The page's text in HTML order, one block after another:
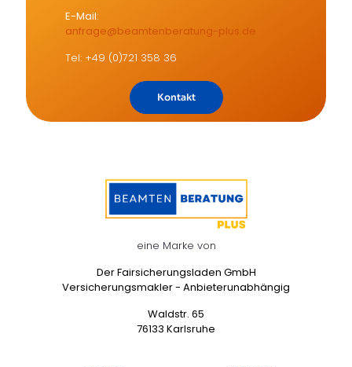
E-Mail:
anfrage@beamtenberatung-plus.de
Tel: +49 (0)721 358 36
Kontakt
eine Marke von
Der Fairsicherungsladen GmbH
Versicherungsmakler - Anbieterunabhängig
Waldstr. 65
76133 Karlsruhe